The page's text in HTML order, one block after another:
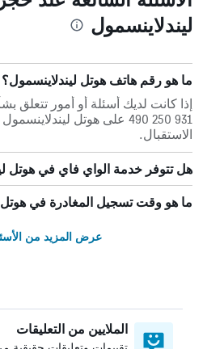
ليندلاينسمول
ما هو رقم هاتف هوتل ليندلاينسمول؟
931 250 490 على هوتل
الاستقبال.
هل تتوفر خدمة الواي فاي في هوتل
ما هو وقت تسجيل المغادرة في هوتل
عرض المزيد من
الملايين من التعليقات